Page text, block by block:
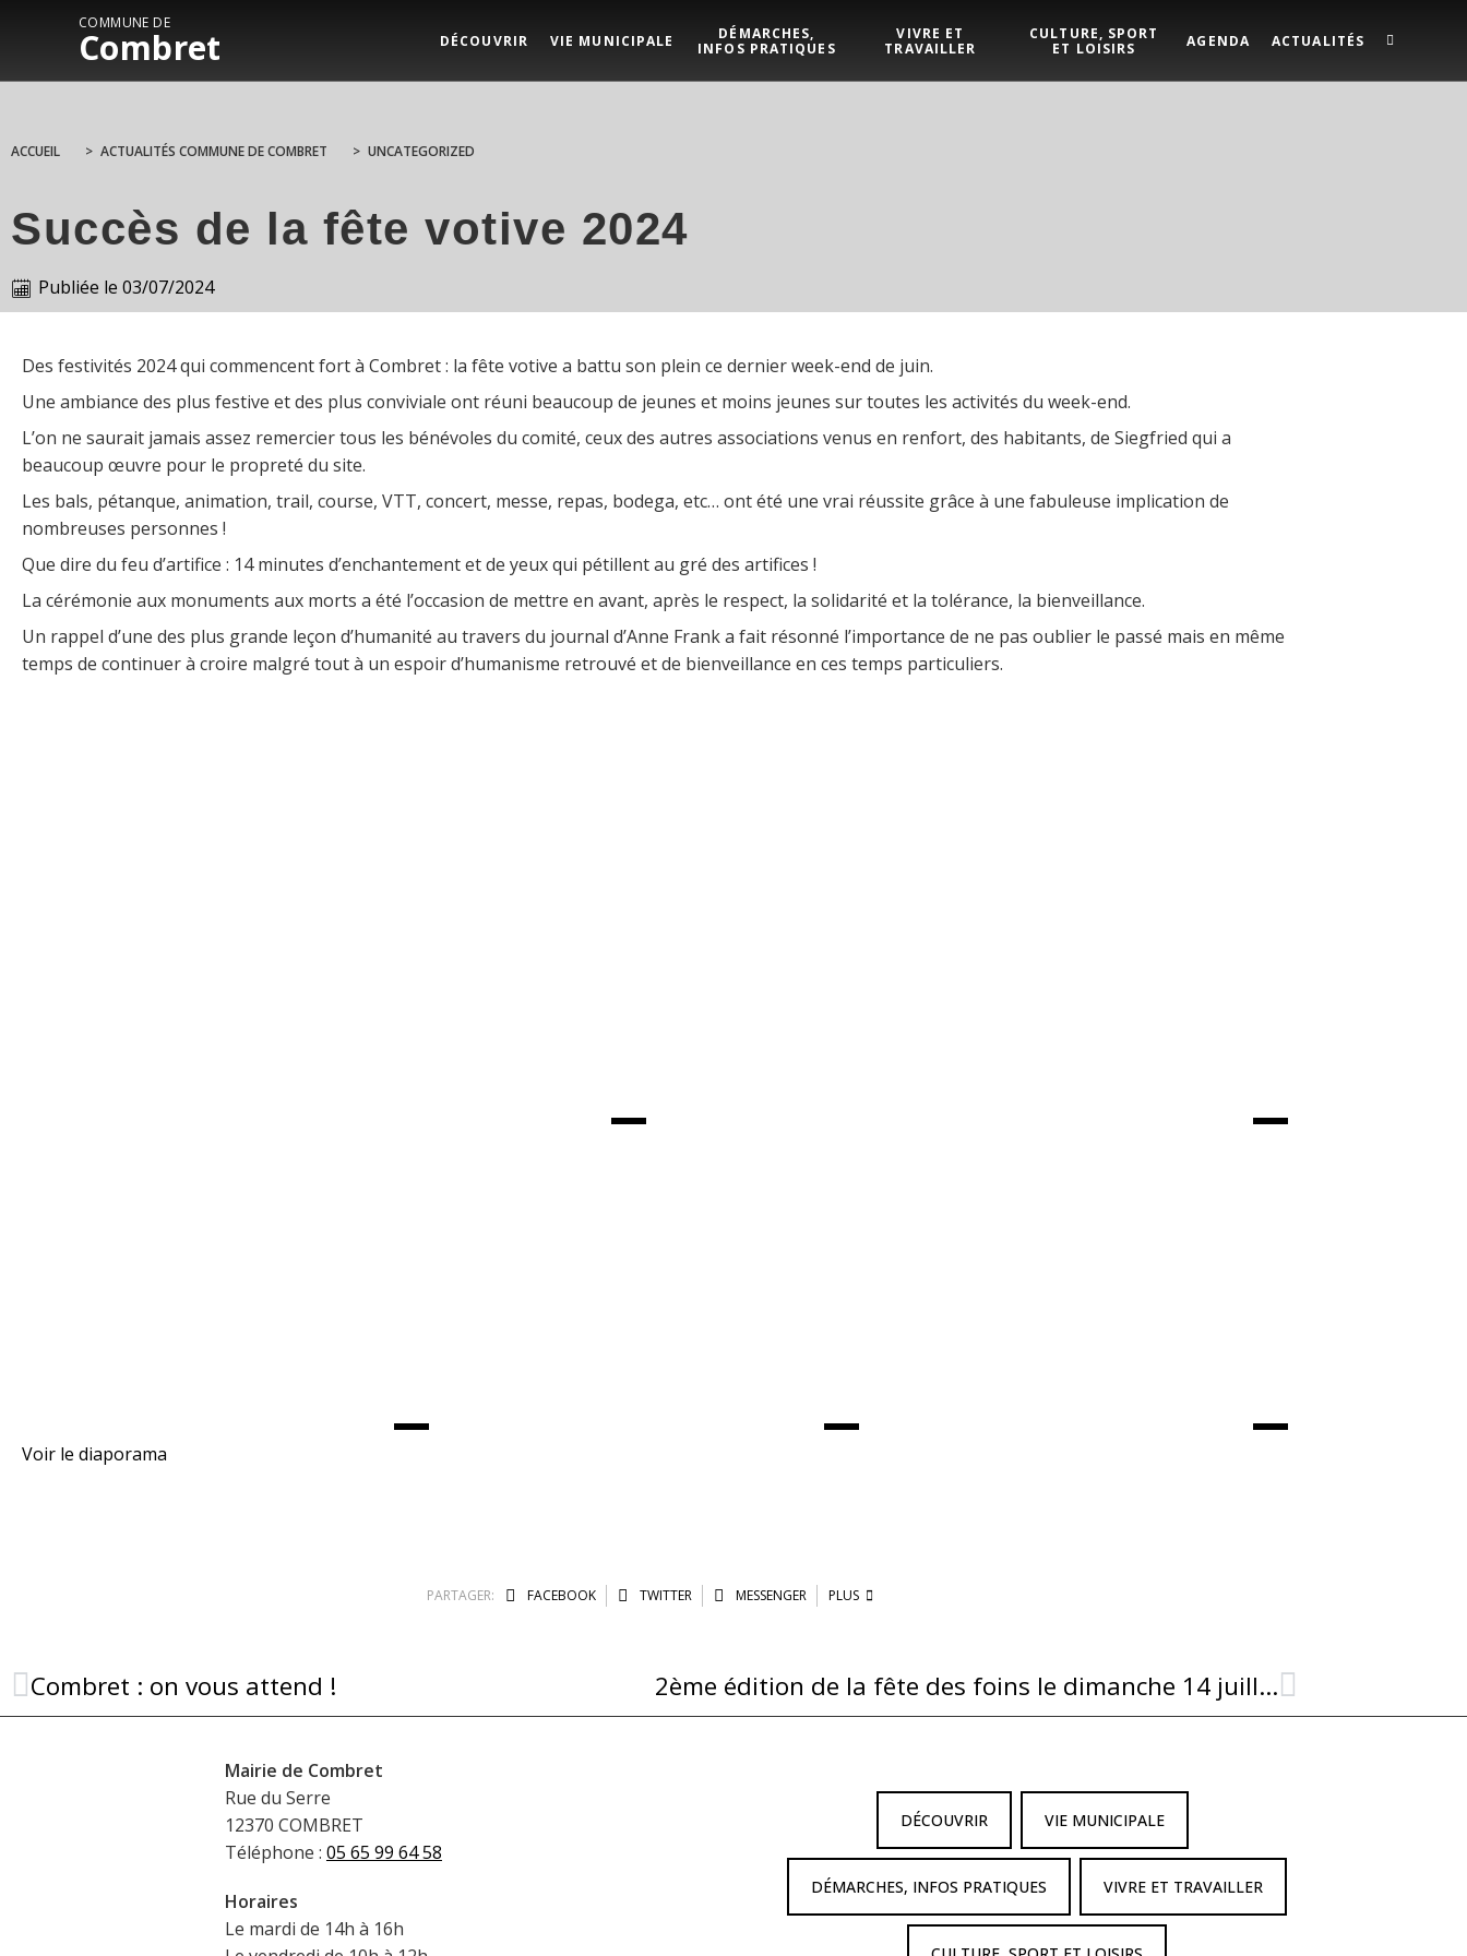
COMMUNE DE
Combret DÉCOUVRIR VIE MUNICIPALE
DÉMARCHES,
INFOS PRATIQUES
VIVRE ET
TRAVAILLER
CULTURE, SPORT
ET LOISIRS
AGENDA ACTUALITÉS
ACCUEIL > ACTUALITÉS COMMUNE DE COMBRET > UNCATEGORIZED
Succès de la fête votive 2024
Publiée le 03/07/2024
Des festivités 2024 qui commencent fort à Combret : la fête votive a battu son plein ce dernier week-end de juin.
Une ambiance des plus festive et des plus conviviale ont réuni beaucoup de jeunes et moins jeunes sur toutes les activités du week-end.
L’on ne saurait jamais assez remercier tous les bénévoles du comité, ceux des autres associations venus en renfort, des habitants, de Siegfried qui a
beaucoup œuvre pour le propreté du site.
Les bals, pétanque, animation, trail, course, VTT, concert, messe, repas, bodega, etc… ont été une vrai réussite grâce à une fabuleuse implication de
nombreuses personnes !
Que dire du feu d’artifice : 14 minutes d’enchantement et de yeux qui pétillent au gré des artifices !
La cérémonie aux monuments aux morts a été l’occasion de mettre en avant, après le respect, la solidarité et la tolérance, la bienveillance.
Un rappel d’une des plus grande leçon d’humanité au travers du journal d’Anne Frank a fait résonné l’importance de ne pas oublier le passé mais en même
temps de continuer à croire malgré tout à un espoir d’humanisme retrouvé et de bienveillance en ces temps particuliers.
Voir le diaporama
PARTAGER: FACEBOOK TWITTER MESSENGER PLUS
Combret : on vous attend ! 2ème édition de la fête des foins le dimanche 14 juillet !
Mairie de Combret
Rue du Serre
12370 COMBRET
Téléphone : 05 65 99 64 58
Horaires
Le mardi de 14h à 16h
DÉCOUVRIR VIE MUNICIPALE
DÉMARCHES, INFOS PRATIQUES VIVRE ET TRAVAILLER